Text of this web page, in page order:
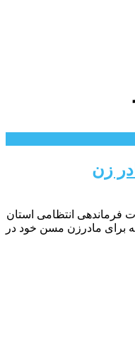
زن
فرماندهی انتظامی استان
برای مادرزن مسن خود در